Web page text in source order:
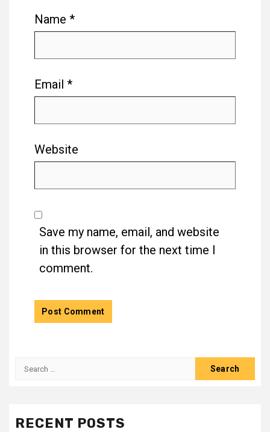
Name *
Email *
Website
Save my name, email, and website
in this browser for the next time I
comment.
RECENT POSTS